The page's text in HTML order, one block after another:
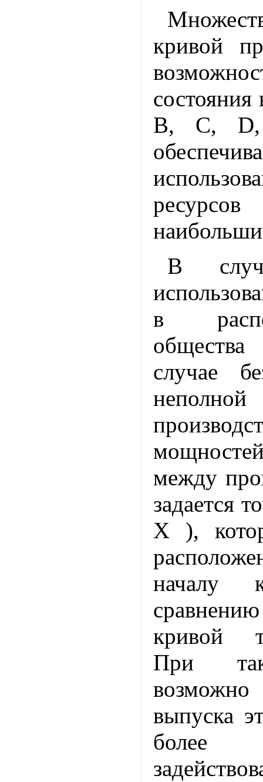
кривой
B, C, D,
ресурсов
В
в
случае
между
задается
X ),
началу
кривой
При
выпуска